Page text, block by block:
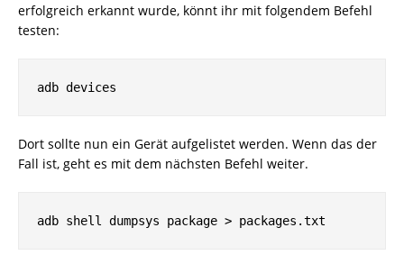
erfolgreich erkannt wurde, könnt ihr mit folgendem Befehl
testen:
adb devices
Dort sollte nun ein Gerät aufgelistet werden. Wenn das der
Fall ist, geht es mit dem nächsten Befehl weiter.
adb shell dumpsys package > packages.txt